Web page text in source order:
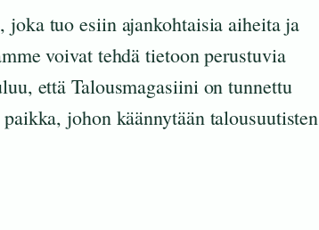
tuo esiin ajankohtaisia aiheita ja
voivat tehdä tietoon perustuvia
että Talousmagasiini on tunnettu
johon käännytään talousuutisten